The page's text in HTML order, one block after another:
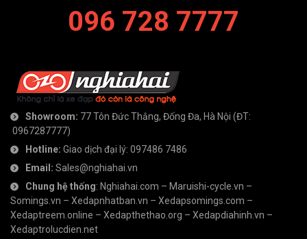
096 728 7777
Showroom: 77 Tôn Đức Thắng, Đống Đa, Hà Nội (ĐT:
0967287777)
Hotline: Giao dịch đại lý: 097486 7486
Email: Sales@nghiahai.vn
Chung hệ thống: Nghiahai.com – Maruishi-cycle.vn –
Somings.vn – Xedapnhatban.vn – Xedapsomings.com –
Xedaptreem.online – Xedapthethao.org – Xedapdiahinh.vn –
Xedaptrolucdien.net